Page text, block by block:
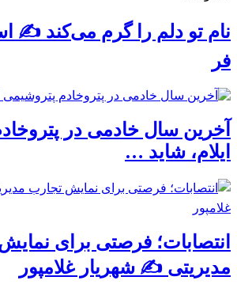
نام تو دلم را گرم می‌کند ✍️
فر
آخرین سال خادمی در
ایلام، شاید …
انتصابات؛ فرصتی برای
مدیریتی ✍ شهریار غلامپور